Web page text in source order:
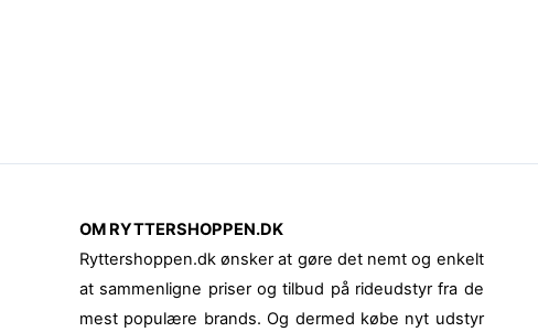
OM RYTTERSHOPPEN.DK
Ryttershoppen.dk ønsker at gøre det nemt og enkelt
at sammenligne priser og tilbud på rideudstyr fra de
mest populære brands. Og dermed købe nyt udstyr